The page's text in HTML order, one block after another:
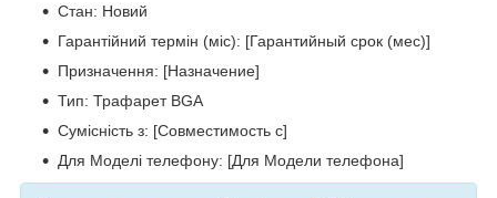
Стан: Новий
Гарантійний термін (міс): [Гарантийный срок (мес)]
Призначення: [Назначение]
Тип: Трафарет BGA
Сумісність з: [Совместимость с]
Для Моделі телефону: [Для Модели телефона]